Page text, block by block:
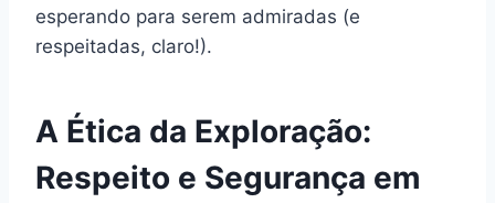
esperando para serem admiradas (e
respeitadas, claro!).
A Ética da Exploração:
Respeito e Segurança em